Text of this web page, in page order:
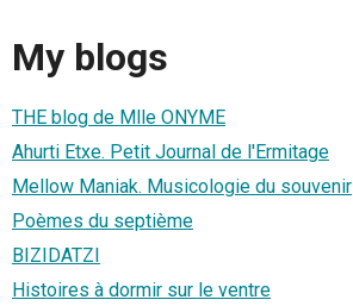
My blogs
THE blog de Mlle ONYME
Ahurti Etxe. Petit Journal de l'Ermitage
Mellow Maniak. Musicologie du souvenir
Poèmes du septième
BIZIDATZI
Histoires à dormir sur le ventre